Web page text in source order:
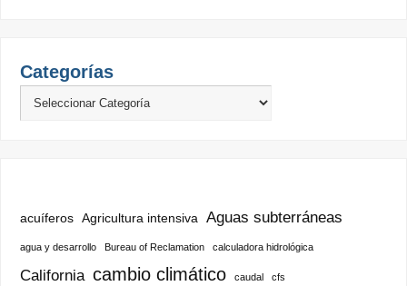
Categorías
acuíferos Agricultura intensiva Aguas subterráneas
agua y desarrollo Bureau of Reclamation calculadora hidrológica
California cambio climático caudal cfs